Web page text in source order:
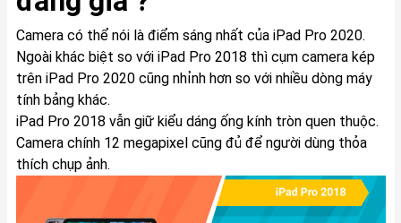
Camera có thể nói là điểm sáng nhất của iPad Pro 2020.
Ngoài khác biệt so với iPad Pro 2018 thì cụm camera kép
trên iPad Pro 2020 cũng nhỉnh hơn so với nhiều dòng máy
tính bảng khác.
iPad Pro 2018 vẫn giữ kiểu dáng ống kính tròn quen thuộc.
Camera chính 12 megapixel cũng đủ để người dùng thỏa
thích chụp ảnh.